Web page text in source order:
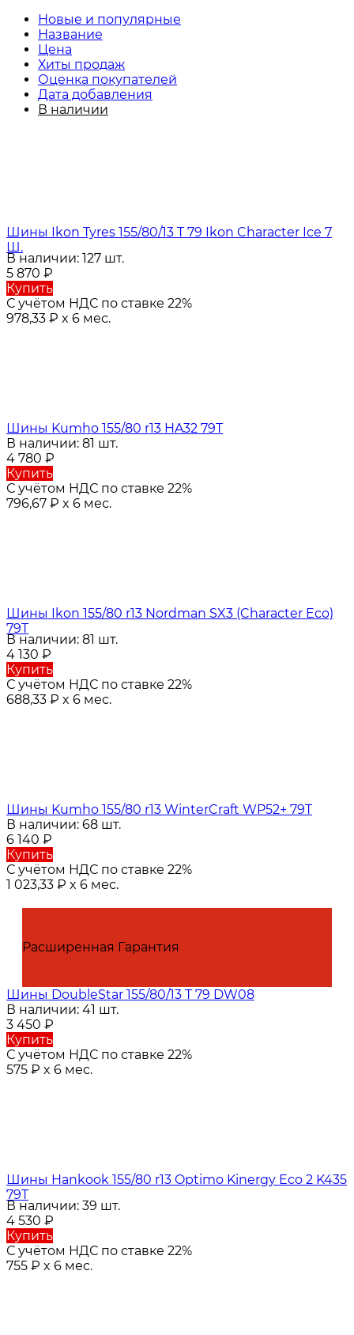
Новые и популярные
Название
Цена
Хиты продаж
Оценка покупателей
Дата добавления
В наличии
Шины Ikon Tyres 155/80/13 T 79 Ikon Character Ice 7
Ш.
В наличии: 127 шт.
5 870 ₽
Купить
С учётом НДС по ставке 22%
978,33 ₽ x 6 мес.
Шины Kumho 155/80 r13 HA32 79T
В наличии: 81 шт.
4 780 ₽
Купить
С учётом НДС по ставке 22%
796,67 ₽ x 6 мес.
Шины Ikon 155/80 r13 Nordman SX3 (Character Eco)
79T
В наличии: 81 шт.
4 130 ₽
Купить
С учётом НДС по ставке 22%
688,33 ₽ x 6 мес.
Шины Kumho 155/80 r13 WinterCraft WP52+ 79T
В наличии: 68 шт.
6 140 ₽
Купить
С учётом НДС по ставке 22%
1 023,33 ₽ x 6 мес.
Расширенная Гарантия
Шины DoubleStar 155/80/13 T 79 DW08
В наличии: 41 шт.
3 450 ₽
Купить
С учётом НДС по ставке 22%
575 ₽ x 6 мес.
Шины Hankook 155/80 r13 Optimo Kinergy Eco 2 K435
79T
В наличии: 39 шт.
4 530 ₽
Купить
С учётом НДС по ставке 22%
755 ₽ x 6 мес.